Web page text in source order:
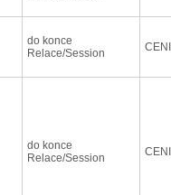
do konce
Relace/Session
do konce
Relace/Session